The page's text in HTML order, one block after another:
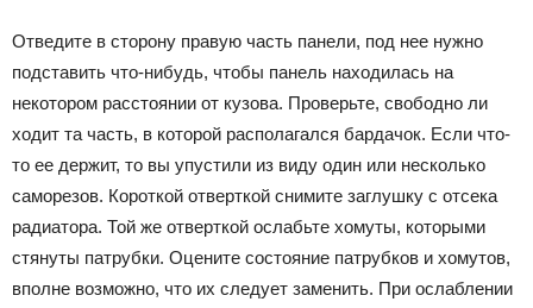
Отведите в сторону правую часть панели, под нее нужно
подставить что-нибудь, чтобы панель находилась на
некотором расстоянии от кузова. Проверьте, свободно ли
ходит та часть, в которой располагался бардачок. Если что-
то ее держит, то вы упустили из виду один или несколько
саморезов. Короткой отверткой снимите заглушку с отсека
радиатора. Той же отверткой ослабьте хомуты, которыми
стянуты патрубки. Оцените состояние патрубков и хомутов,
вполне возможно, что их следует заменить. При ослаблении